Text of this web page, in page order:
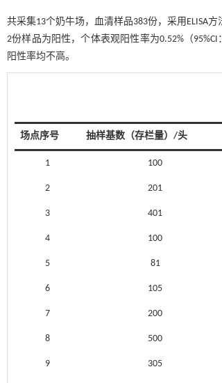
共采集13个奶牛场，血清样品383份，采用ELISA
2份样品为阳性，个体表观阳性率为0.52%（
阳性率均不高。
场点序号 抽样基数（存栏量）/头
1 100
2 201
3 401
4 100
5 81
6 105
7 200
8 500
9 305